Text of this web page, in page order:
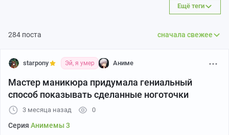
Ещё теги
284 поста сначала свежее
starpony Эй, я умер Аниме
Мастер маникюра придумала гениальный
способ показывать сделанные ноготочки
3 месяца назад 0
Серия Анимемы 3